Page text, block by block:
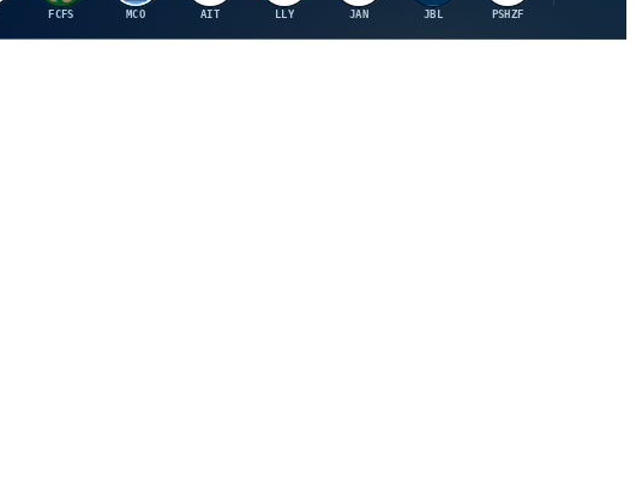
FCFS MCO AIT LLY JAN JBL PSHZF